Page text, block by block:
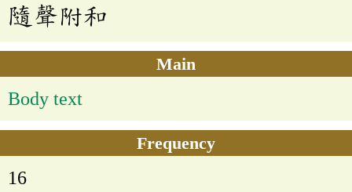
隨聲附和
Main
Body text
Frequency
16